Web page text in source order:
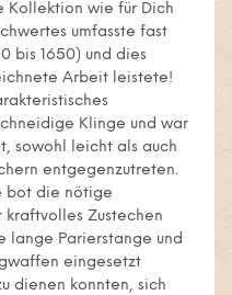
Kollektion wie für Dich
umfasste fast
bis 1650) und dies
Arbeit leistete!
Klinge und war
sowohl leicht als auch
entgegenzutreten.
bot die nötige
Zustechen
lange Parierstange und
eingesetzt
dienen konnten, sich